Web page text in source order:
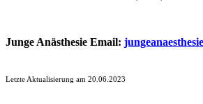
Junge Anästhesie Email:
Letzte Aktualisierung am 20.06.2023